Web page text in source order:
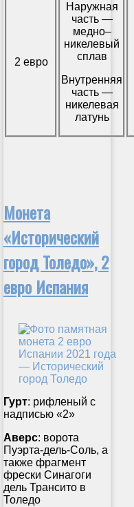
2 евро
Наружная
часть —
медно–
никелевый
сплав
Внутренняя
часть —
никелевая
латунь
Монета
«Исторический
город Толедо», 2
евро Испания
Гурт: рифленый с
надписью «2»
Аверс: ворота
Пуэрта-дель-Соль, а
также фрагмент
фрески Синагоги
дель Трансито в
Толедо